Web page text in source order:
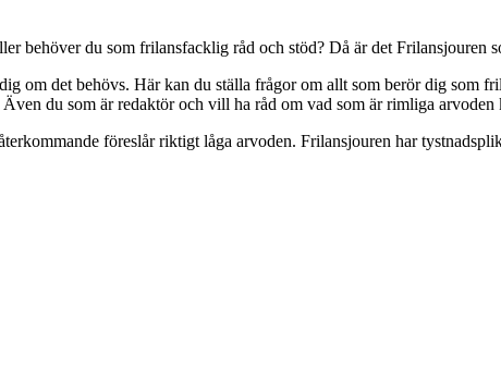
behöver du som frilansfacklig råd och stöd? Då är det Frilansjouren
om det behövs. Här kan du ställa frågor om allt som berör dig som
du som är redaktör och vill ha råd om vad som är rimliga arvoden
föreslår riktigt låga arvoden. Frilansjouren har